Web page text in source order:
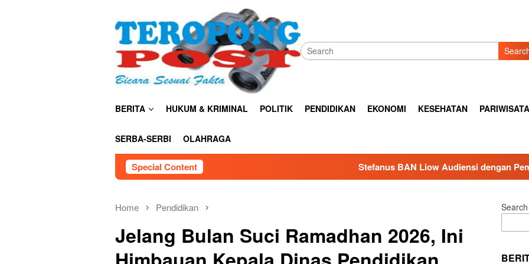
BERITA HUKUM & KRIMINAL POLITIK PENDIDIKAN EKONOMI KESEHATAN PARIWISATA
SERBA-SERBI OLAHRAGA
Special Content Stefanus BAN Liow Audiensi dengan Pemkot Tomohon, Dorong
Home Pendidikan
Jelang Bulan Suci Ramadhan 2026, Ini
Search